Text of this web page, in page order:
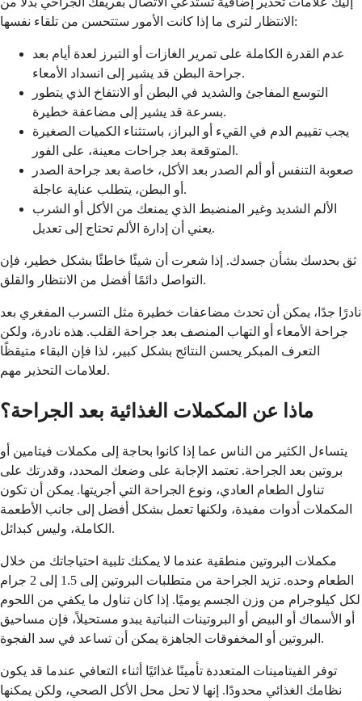
الانتظار لترى ما إذا كانت الأمور ستتحسن من تلقاء نفسها:
عدم القدرة الكاملة على تمرير الغازات أو التبرز لعدة أيام بعد
جراحة البطن قد يشير إلى انسداد الأمعاء.
التوسع المفاجئ والشديد في البطن أو الانتفاخ الذي يتطور
بسرعة قد يشير إلى مضاعفة خطيرة.
يجب تقييم الدم في القيء أو البراز، باستثناء الكميات الصغيرة
المتوقعة بعد جراحات معينة، على الفور.
صعوبة التنفس أو ألم الصدر بعد الأكل، خاصة بعد جراحة الصدر
أو البطن، يتطلب عناية عاجلة.
الألم الشديد وغير المنضبط الذي يمنعك من الأكل أو الشرب
يعني أن إدارة الألم تحتاج إلى تعديل.
ثق بحدسك بشأن جسدك. إذا شعرت أن شيئًا خاطئًا بشكل خطير، فإن
التواصل دائمًا أفضل من الانتظار والقلق.
نادرًا جدًا، يمكن أن تحدث مضاعفات خطيرة مثل التسرب المفغري بعد
جراحة الأمعاء أو التهاب المنصف بعد جراحة القلب. هذه نادرة، ولكن
التعرف المبكر يحسن النتائج بشكل كبير، لذا فإن البقاء متيقظًا
لعلامات التحذير مهم.
ماذا عن المكملات الغذائية بعد الجراحة؟
يتساءل الكثير من الناس عما إذا كانوا بحاجة إلى مكملات فيتامين أو
بروتين بعد الجراحة. تعتمد الإجابة على وضعك المحدد، وقدرتك على
تناول الطعام العادي، ونوع الجراحة التي أجريتها. يمكن أن تكون
المكملات أدوات مفيدة، ولكنها تعمل بشكل أفضل إلى جانب الأطعمة
الكاملة، وليس كبدائل.
مكملات البروتين منطقية عندما لا يمكنك تلبية احتياجاتك من خلال
الطعام وحده. تزيد الجراحة من متطلبات البروتين إلى 1.5 إلى 2 جرام
لكل كيلوجرام من وزن الجسم يوميًا. إذا كان تناول ما يكفي من اللحوم
أو الأسماك أو البيض أو البروتينات النباتية يبدو مستحيلاً، فإن مساحيق
البروتين أو المخفوقات الجاهزة يمكن أن تساعد في سد الفجوة.
توفر الفيتامينات المتعددة تأمينًا غذائيًا أثناء التعافي عندما قد يكون
نظامك الغذائي محدودًا. إنها لا تحل محل الأكل الصحي، ولكن يمكنها